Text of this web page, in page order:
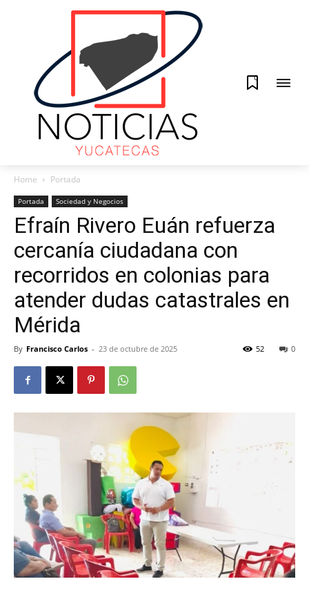
0
Home Portada
Portada Sociedad y Negocios
Efraín Rivero Euán refuerza
cercanía ciudadana con
recorridos en colonias para
atender dudas catastrales en
Mérida
By Francisco Carlos - 23 de octubre de 2025 0
52